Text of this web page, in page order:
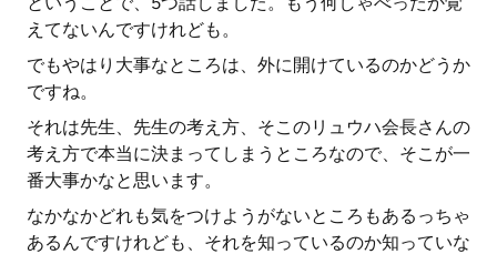
えてないんですけれども。
でもやはり大事なところは、外に開けているのかどうか
ですね。
それは先生、先生の考え方、そこのリュウハ会長さんの
考え方で本当に決まってしまうところなので、そこが一
番大事かなと思います。
なかなかどれも気をつけようがないところもあるっちゃ
あるんですけれども、それを知っているのか知っていな